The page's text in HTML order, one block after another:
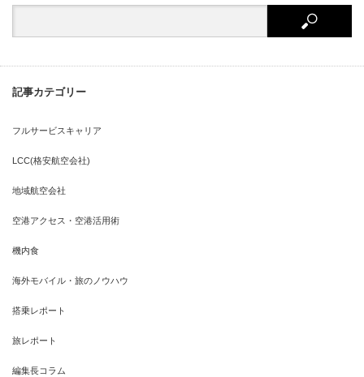
記事カテゴリー
フルサービスキャリア
LCC(格安航空会社)
地域航空会社
空港アクセス・空港活用術
機内食
海外モバイル・旅のノウハウ
搭乗レポート
旅レポート
編集長コラム